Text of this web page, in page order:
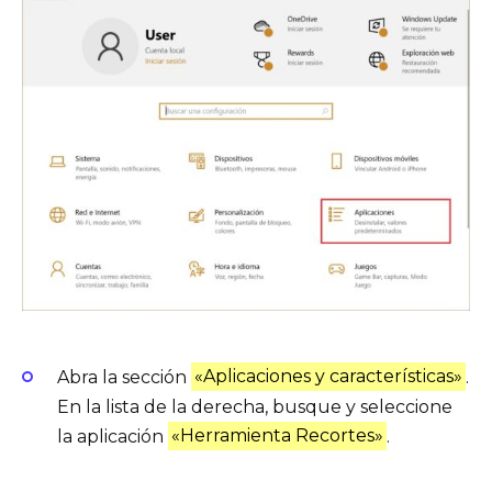
Abra la sección «Aplicaciones y características» .
En la lista de la derecha, busque y seleccione
la aplicación «Herramienta Recortes» .